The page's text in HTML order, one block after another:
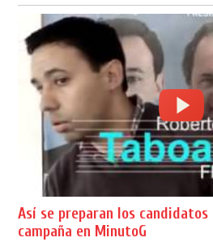
Así se preparan los
campaña en MinutoG